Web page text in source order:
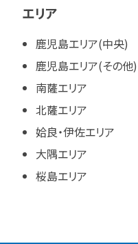
エリア
鹿児島エリア(中央)
鹿児島エリア(その他)
南薩エリア
北薩エリア
姶良・伊佐エリア
大隅エリア
桜島エリア